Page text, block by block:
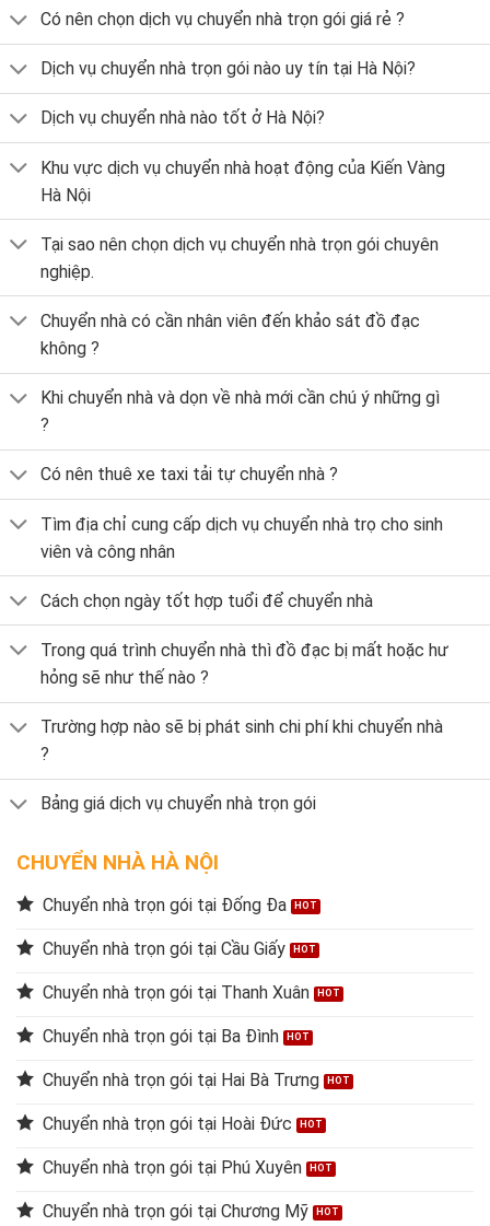
Có nên chọn dịch vụ chuyển nhà trọn gói giá rẻ ?
Dịch vụ chuyển nhà trọn gói nào uy tín tại Hà Nội?
Dịch vụ chuyển nhà nào tốt ở Hà Nội?
Khu vực dịch vụ chuyển nhà hoạt động của Kiến Vàng
Hà Nội
Tại sao nên chọn dịch vụ chuyển nhà trọn gói chuyên
nghiệp.
Chuyển nhà có cần nhân viên đến khảo sát đồ đạc
không ?
Khi chuyển nhà và dọn về nhà mới cần chú ý những gì
?
Có nên thuê xe taxi tải tự chuyển nhà ?
Tìm địa chỉ cung cấp dịch vụ chuyển nhà trọ cho sinh
viên và công nhân
Cách chọn ngày tốt hợp tuổi để chuyển nhà
Trong quá trình chuyển nhà thì đồ đạc bị mất hoặc hư
hỏng sẽ như thế nào ?
Trường hợp nào sẽ bị phát sinh chi phí khi chuyển nhà
?
Bảng giá dịch vụ chuyển nhà trọn gói
CHUYỂN NHÀ HÀ NỘI
Chuyển nhà trọn gói tại Đống Đa
Chuyển nhà trọn gói tại Cầu Giấy
Chuyển nhà trọn gói tại Thanh Xuân
Chuyển nhà trọn gói tại Ba Đình
Chuyển nhà trọn gói tại Hai Bà Trưng
Chuyển nhà trọn gói tại Hoài Đức
Chuyển nhà trọn gói tại Phú Xuyên
Chuyển nhà trọn gói tại Chương Mỹ